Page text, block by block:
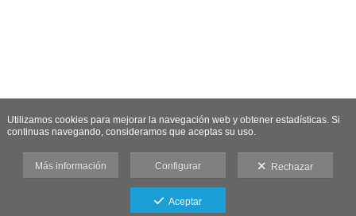
Utilizamos cookies para mejorar la navegación web y obtener estadísticas. Si
continuas navegando, consideramos que aceptas su uso.
Más información Configurar Rechazar
Aceptar